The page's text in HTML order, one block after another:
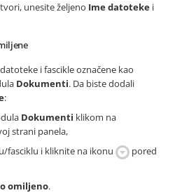
unesite željeno Ime datoteke i
i fascikle označene kao
Dokumenti. Da biste dodali
:
Dokumenti klikom na
strani panela,
fasciklu i kliknite na ikonu
pored
omiljeno.